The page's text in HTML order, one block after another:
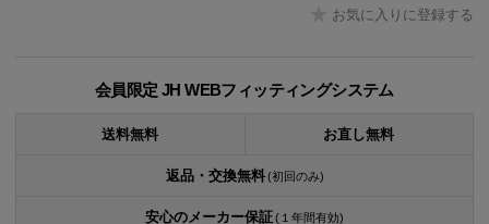
お気に入りに登録する
会員限定 JH WEBフィッティングシステム
送料無料 お直し無料
返品・交換無料 (初回のみ)
安心のメーカー保証(１年間有効)